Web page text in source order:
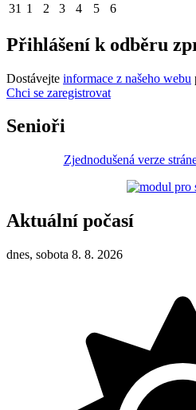
31 1 2 3 4 5 6
Přihlášení k odběru
Dostávejte informace z našeho webu
Chci se zaregistrovat
Senioři
Zjednodušená verze
Aktuální počasí
dnes, sobota 8. 8. 2026